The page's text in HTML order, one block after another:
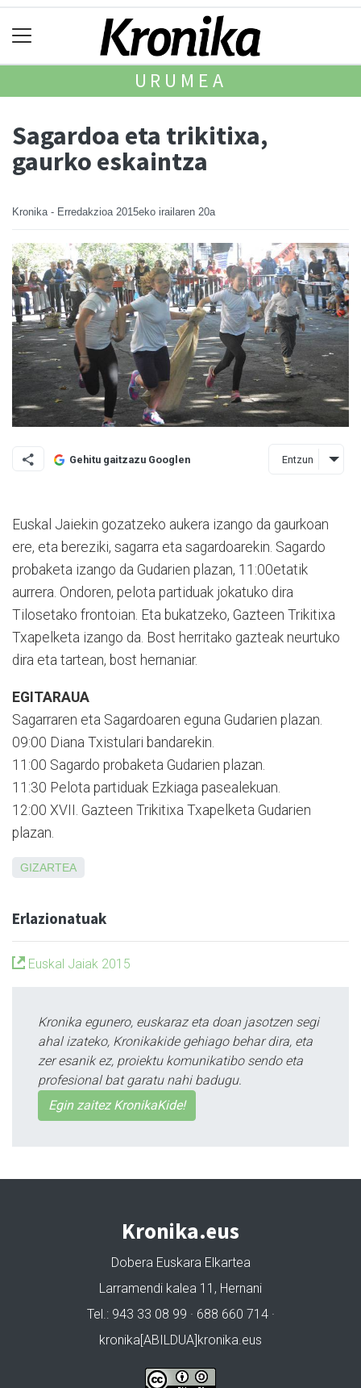
URUMEA
Sagardoa eta trikitixa,
gaurko eskaintza
Kronika - Erredakzioa 2015eko irailaren 20a
Gehitu gaitzazu Googlen Entzun
Euskal Jaiekin gozatzeko auke­ra izango da gaurkoan
ere, eta bereziki, sagarra eta sagardoa­rekin. Sagardo
probaketa izango da Gudarien plazan, 11:00etatik
aurrera. Ondoren, pelota parti­duak jokatuko dira
Tilosetako frontoian. Eta bukatzeko, Gazteen Trikitixa
Txapelketa izango da. Bost herritako gazteak neurtuko
dira eta tartean, bost hernaniar.
EGITARAUA
Sagarraren eta Sagardoaren eguna Gudarien plazan.
09:00 Diana Txistulari bandarekin.
11:00 Sagardo probaketa Gudarien plazan.
11:30 Pelota partiduak Ezkiaga pasealekuan.
12:00 XVII. Gazteen Trikitixa Txapelketa Gudarien
plazan.
GIZARTEA
Erlazionatuak
Euskal Jaiak 2015
Kronika egunero, euskaraz eta doan jasotzen segi
ahal izateko, Kronikakide gehiago behar dira, eta
zer esanik ez, proiektu komunikatibo sendo eta
profesional bat garatu nahi badugu.
Egin zaitez KronikaKide!
Kronika.eus
Dobera Euskara Elkartea
Larramendi kalea 11, Hernani
Tel.: 943 33 08 99 · 688 660 714 ·
kronika[ABILDUA]kronika.eus